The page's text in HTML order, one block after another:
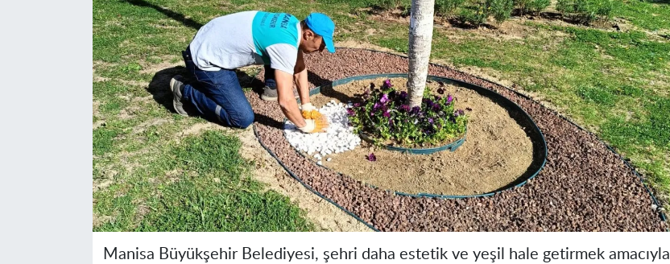
Manisa Büyükşehir Belediyesi, şehri daha estetik ve yeşil hale getirmek amacıyla